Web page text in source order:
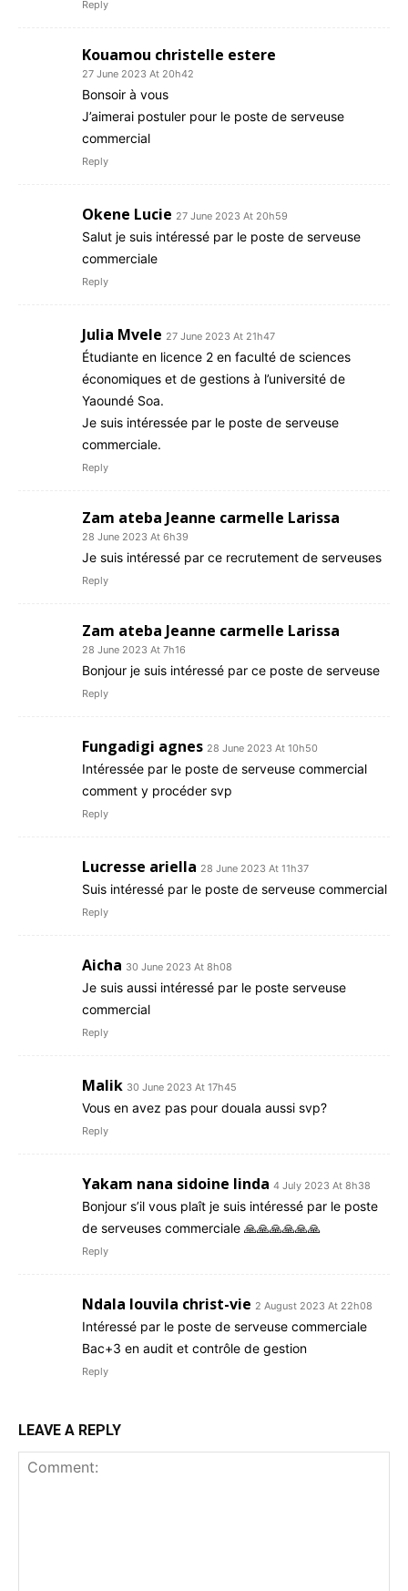
Reply
Kouamou christelle estere
27 June 2023 At 20h42
Bonsoir à vous
J’aimerai postuler pour le poste de serveuse
commercial
Reply
Okene Lucie 27 June 2023 At 20h59
Salut je suis intéressé par le poste de serveuse
commerciale
Reply
Julia Mvele 27 June 2023 At 21h47
Étudiante en licence 2 en faculté de sciences
économiques et de gestions à l’université de
Yaoundé Soa.
Je suis intéressée par le poste de serveuse
commerciale.
Reply
Zam ateba Jeanne carmelle Larissa
28 June 2023 At 6h39
Je suis intéressé par ce recrutement de serveuses
Reply
Zam ateba Jeanne carmelle Larissa
28 June 2023 At 7h16
Bonjour je suis intéressé par ce poste de serveuse
Reply
Fungadigi agnes 28 June 2023 At 10h50
Intéressée par le poste de serveuse commercial
comment y procéder svp
Reply
Lucresse ariella 28 June 2023 At 11h37
Suis intéressé par le poste de serveuse commercial
Reply
Aicha 30 June 2023 At 8h08
Je suis aussi intéressé par le poste serveuse
commercial
Reply
Malik 30 June 2023 At 17h45
Vous en avez pas pour douala aussi svp?
Reply
Yakam nana sidoine linda 4 July 2023 At 8h38
Bonjour s’il vous plaît je suis intéressé par le poste
de serveuses commerciale 🙏🙏🙏🙏🙏🙏
Reply
Ndala louvila christ-vie 2 August 2023 At 22h08
Intéressé par le poste de serveuse commerciale
Bac+3 en audit et contrôle de gestion
Reply
LEAVE A REPLY